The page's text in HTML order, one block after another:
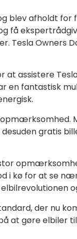
blev afholdt
få
Tesla Owners
assistere
en fantastisk
gratis
i kø for at se
der nu
at gøre